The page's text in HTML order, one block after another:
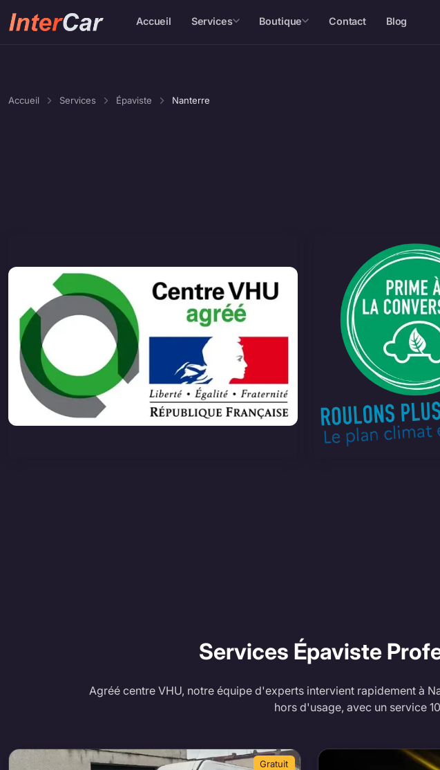
Accueil Services Boutique Contact Blog
Accueil Services Épaviste Nanterre
Services Épaviste
Agréé centre VHU, notre équipe d'experts intervient rapidement à
hors d'usage, avec un service
Gratuit